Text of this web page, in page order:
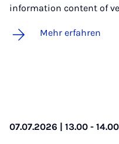
information content of
Mehr erfahren
07.07.2026 | 13.00 -